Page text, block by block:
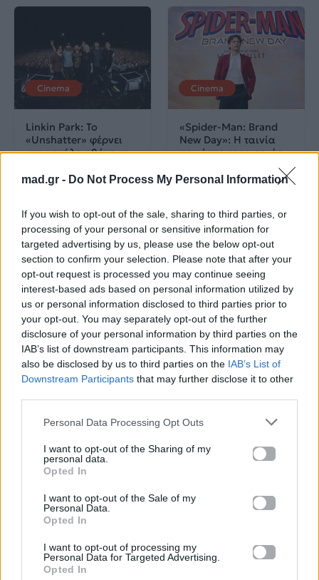
mad.gr - Do Not Process My Personal Information
If you wish to opt-out of the sale, sharing to third parties, or
processing of your personal or sensitive information for
targeted advertising by us, please use the below opt-out
section to confirm your selection. Please note that after your
opt-out request is processed you may continue seeing
interest-based ads based on personal information utilized by
us or personal information disclosed to third parties prior to
your opt-out. You may separately opt-out of the further
disclosure of your personal information by third parties on the
IAB’s list of downstream participants. This information may
also be disclosed by us to third parties on the IAB’s List of
Downstream Participants that may further disclose it to other
Personal Data Processing Opt Outs
I want to opt-out of the Sharing of my
personal data.
Opted In
I want to opt-out of the Sale of my
Personal Data.
Opted In
I want to opt-out of processing my
Personal Data for Targeted Advertising.
Opted In
Cinema
Linkin Park: Το
«Unshatter» φέρνει
στη μεγάλη οθόνη την
επιστροφής τους
09.08.2026
Cinema
«Spider-Man: Brand
New Day»: Η ταινία
που έσπασε το ρεκόρ
Endgame»
09.08.2026
Cinema
Από το «Πυρετός το
Σαββατόβραδο» στη
John Travolta
08.08.2026
Cinema
«The Matrix 5»: Ο
Keanu Reeves
θρυλικό franchise
08.08.2026
Cinema